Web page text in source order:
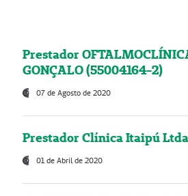
Prestador
GONÇALO (55004164-2)
07 de Agosto de 2020
Prestador Clínica Itaipú
01 de Abril de 2020